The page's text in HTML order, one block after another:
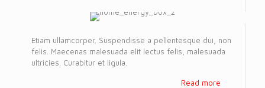
Etiam ullamcorper. Suspendisse a pellentesque dui, non
felis. Maecenas malesuada elit lectus felis, malesuada
ultricies. Curabitur et ligula.
Read more